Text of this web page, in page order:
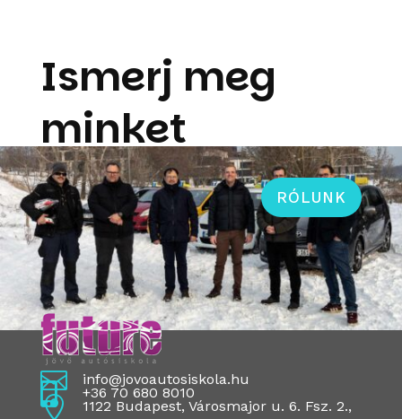
Ismerj meg
minket
RÓLUNK
 info@jovoautosiskola.hu
 +36 70 680 8010

1122 Budapest, Városmajor u. 6. Fsz. 2.,